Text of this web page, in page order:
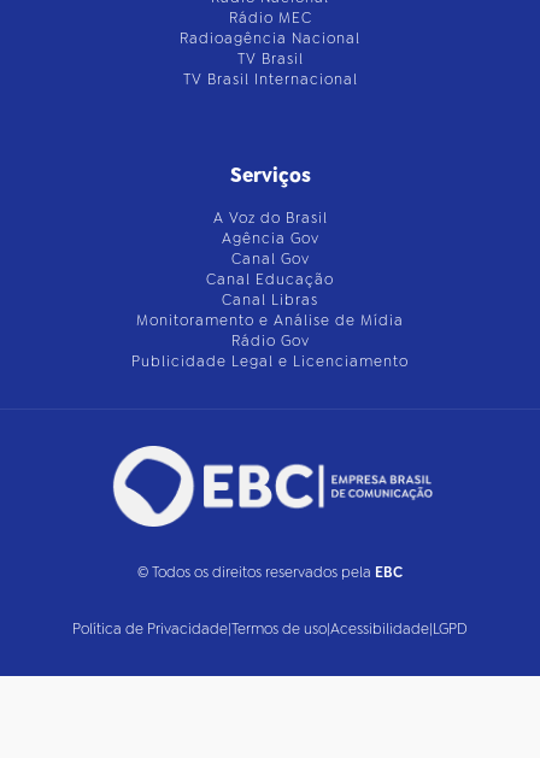
Rádio MEC
Radioagência Nacional
TV Brasil
TV Brasil Internacional
Serviços
A Voz do Brasil
Agência Gov
Canal Gov
Canal Educação
Canal Libras
Monitoramento e Análise de Mídia
Rádio Gov
Publicidade Legal e Licenciamento
© Todos os direitos reservados pela EBC
Política de Privacidade|Termos de uso|Acessibilidade|LGPD